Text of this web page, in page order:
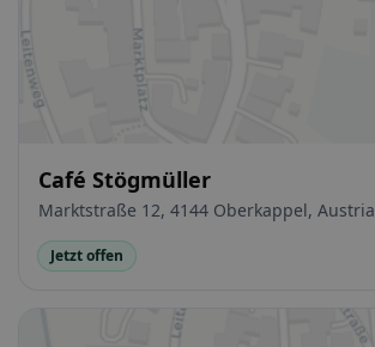
Café Stögmüller
Marktstraße 12, 4144 Oberkappel, Austria
Jetzt offen